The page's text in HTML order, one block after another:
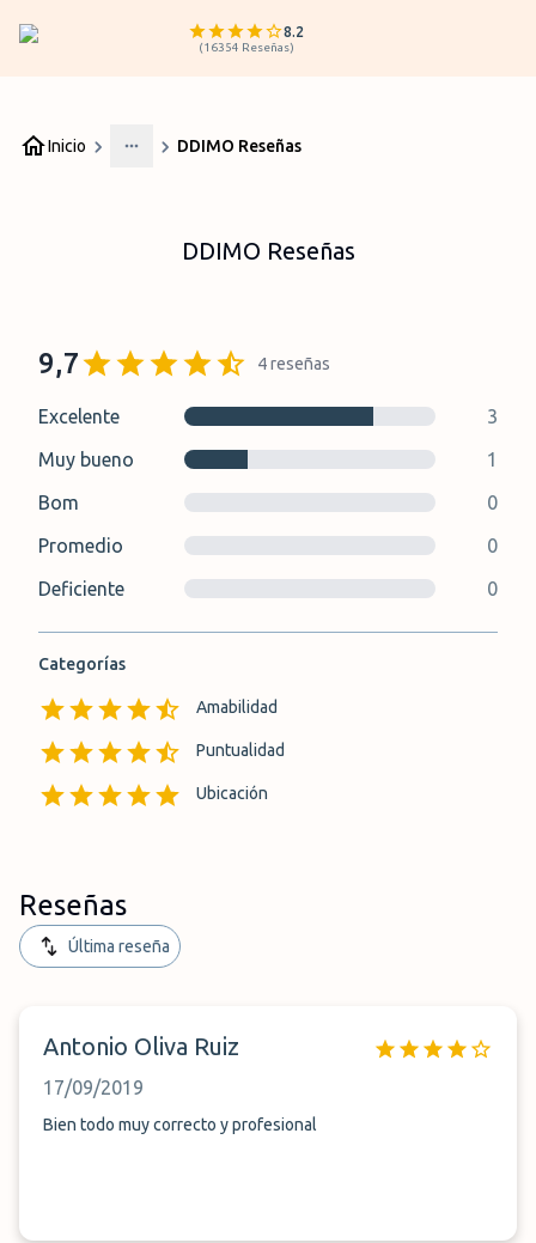
8.2
(16354 Reseñas)
Inicio
More
DDIMO Reseñas
DDIMO Reseñas
9,7 4reseñas
Excelente
3
Muy bueno
1
Bom
0
Promedio
0
Deficiente
0
Categorías
Amabilidad
Puntualidad
Ubicación
Reseñas
Última reseña
Antonio Oliva Ruiz
17/09/2019
Bien todo muy correcto y profesional